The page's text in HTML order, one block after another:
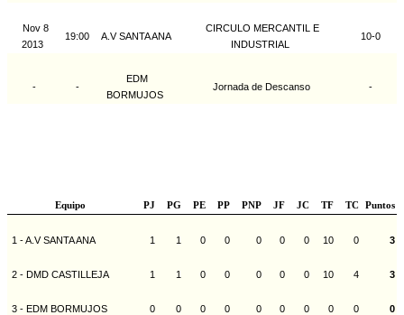
Nov 8
2013
19:00 A.V SANTA ANA
CIRCULO MERCANTIL E
INDUSTRIAL
10-0
- -
EDM
BORMUJOS
Jornada de Descanso -
Equipo PJ PG PE PP PNP JF JC TF TC Puntos
1 - A.V SANTA ANA 1 1 0 0 0 0 0 10 0 3
2 - DMD CASTILLEJA 1 1 0 0 0 0 0 10 4 3
3 - EDM BORMUJOS 0 0 0 0 0 0 0 0 0 0